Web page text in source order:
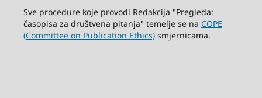
Sve procedure koje provodi Redakcija "Pregleda:
časopisa za društvena pitanja" temelje se na COPE
(Committee on Publication Ethics)smjernicama.